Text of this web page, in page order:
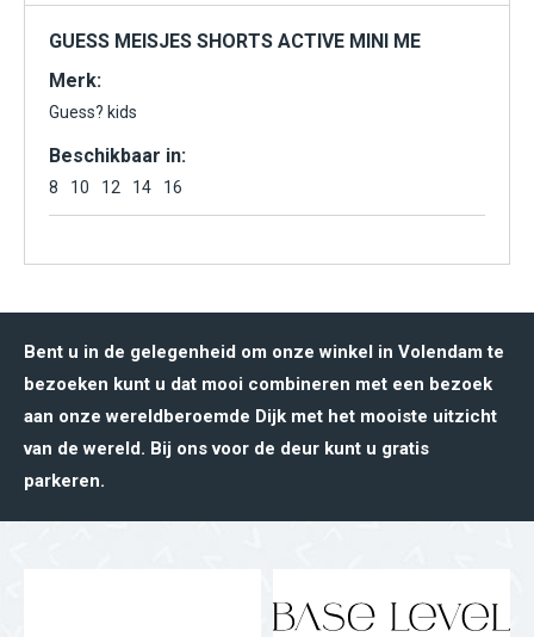
GUESS MEISJES SHORTS ACTIVE MINI ME
Merk:
Guess? kids
Beschikbaar in:
8 10 12 14 16
Bent u in de gelegenheid om onze winkel in Volendam te
bezoeken kunt u dat mooi combineren met een bezoek
aan onze wereldberoemde Dijk met het mooiste uitzicht
van de wereld. Bij ons voor de deur kunt u gratis
parkeren.